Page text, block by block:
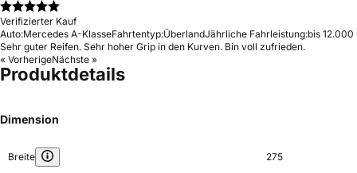
Verifizierter Kauf
Auto:Mercedes A-KlasseFahrtentyp:ÜberlandJährliche Fahrleistung:bis
Sehr guter Reifen. Sehr hoher Grip in den Kurven. Bin voll zufrieden.
« VorherigeNächste »
Produktdetails
Dimension
Breite 275